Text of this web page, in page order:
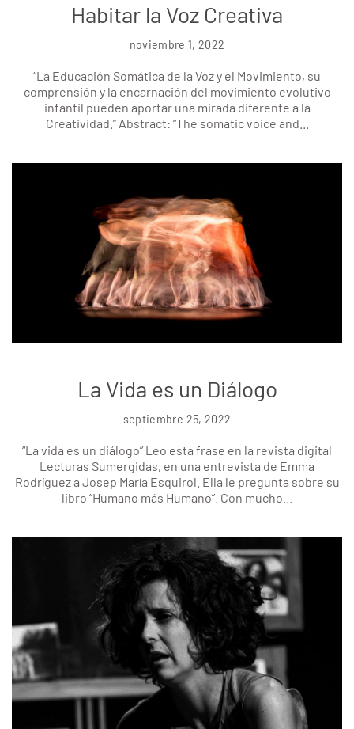
Habitar la Voz Creativa
noviembre 1, 2022
“La Educación Somática de la Voz y el Movimiento, su
comprensión y la encarnación del movimiento evolutivo
infantil pueden aportar una mirada diferente a la
Creatividad.” Abstract: “The somatic voice and...
La Vida es un Diálogo
septiembre 25, 2022
“La vida es un diálogo” Leo esta frase en la revista digital
Lecturas Sumergidas, en una entrevista de Emma
Rodríguez a Josep María Esquirol. Ella le pregunta sobre su
libro “Humano más Humano”. Con mucho...